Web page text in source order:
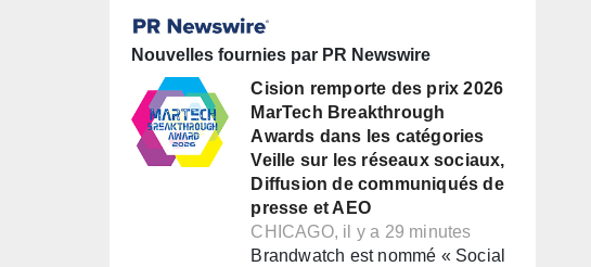
Nouvelles fournies par PR Newswire
Cision remporte des prix 2026
MarTech Breakthrough
Awards dans les catégories
Veille sur les réseaux sociaux,
Diffusion de communiqués de
presse et AEO
CHICAGO, il y a 29 minutes
Brandwatch est nommé « Social